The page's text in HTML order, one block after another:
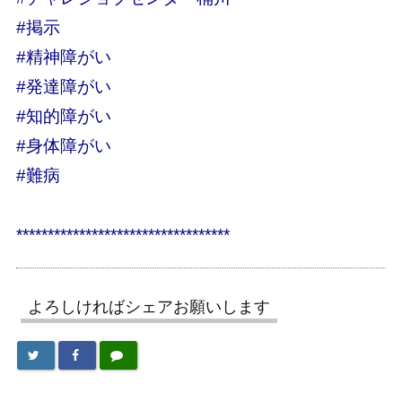
#掲示
#精神障がい
#発達障がい
#知的障がい
#身体障がい
#難病
**********************************
よろしければシェアお願いします